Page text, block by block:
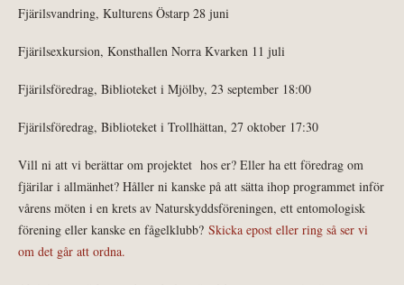
Fjärilsvandring, Kulturens Östarp 28 juni
Fjärilsexkursion, Konsthallen Norra Kvarken 11 juli
Fjärilsföredrag, Biblioteket i Mjölby, 23 september 18:00
Fjärilsföredrag, Biblioteket i Trollhättan, 27 oktober 17:30
Vill ni att vi berättar om projektet hos er? Eller ha ett föredrag om
fjärilar i allmänhet? Håller ni kanske på att sätta ihop programmet inför
vårens möten i en krets av Naturskyddsföreningen, ett entomologisk
förening eller kanske en fågelklubb? Skicka epost eller ring så ser vi
om det går att ordna.